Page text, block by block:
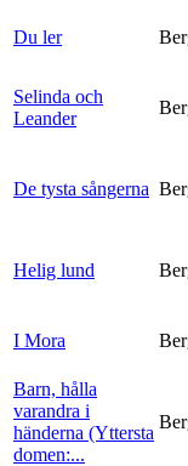
Du ler
Selinda och
Leander
De tysta sångerna
Helig lund
I Mora
Barn, hålla
varandra i
händerna (Yttersta
domen:...